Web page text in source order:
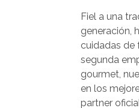
Fiel a una
generación,
cuidadas de
segunda
gourmet,
en los
partner